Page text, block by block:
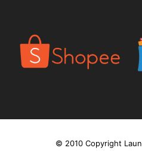
© 2010 Copyright